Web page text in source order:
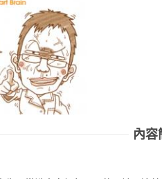
內容